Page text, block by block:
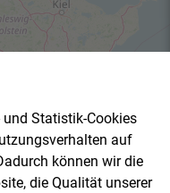
und Statistik-Cookies
auf
können wir die
die Qualität unserer